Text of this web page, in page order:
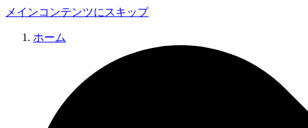
メインコンテンツにスキップ
ホーム